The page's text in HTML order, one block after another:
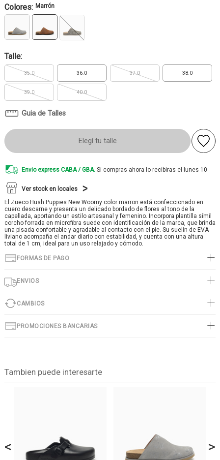
Colores: Marrón
Talle:
35.0 36.0 37.0 38.0
39.0 40.0
Guia de Talles
Elegí tu talle
Envio express CABA / GBA. Si compras ahora lo recibiras el lunes 10
Ver stock en locales
El Zueco Hush Puppies New Woomy color marron está confeccionado en
cuero descarne y presenta un delicado bordado de flores al tono de la
capellada, aportando un estilo artesanal y femenino. Incorpora plantilla símil
corcho forrada en microfibra suede con identificación de la marca, que brinda
una pisada confortable y agradable al contacto con el pie. Su suelín de EVA
liviano acompaña el andar diario con estabilidad, y cuenta con una altura
total de 1 cm, ideal para un uso relajado y cómodo.
FORMAS DE PAGO
ENVIOS
CAMBIOS
PROMOCIONES BANCARIAS
Tambien puede interesarte
< >